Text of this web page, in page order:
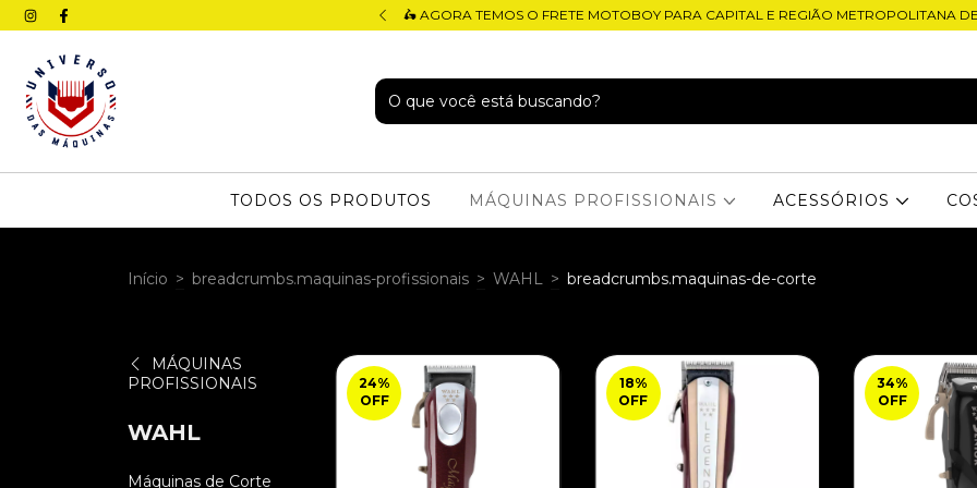
12X (4X SEM JUROS) 🛵 AGORA TEMOS O FRETE MOTOBOY PARA CAPITAL E REGIÃO METROPOLITANA
TODOS OS PRODUTOS MÁQUINAS PROFISSIONAIS ACESSÓRIOS
Início > breadcrumbs.maquinas-profissionais > WAHL > breadcrumbs.maquinas-de-corte
MÁQUINAS
PROFISSIONAIS
WAHL
Máquinas de Corte
24%
OFF
18%
OFF
34%
OFF